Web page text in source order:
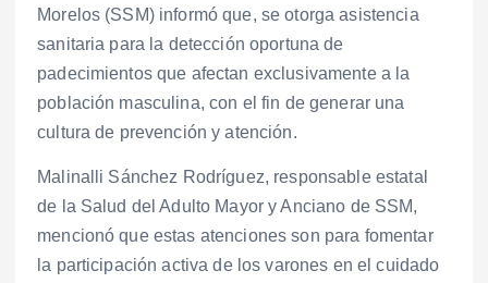
Morelos (SSM) informó que, se otorga asistencia
sanitaria para la detección oportuna de
padecimientos que afectan exclusivamente a la
población masculina, con el fin de generar una
cultura de prevención y atención.
Malinalli Sánchez Rodríguez, responsable estatal
de la Salud del Adulto Mayor y Anciano de SSM,
mencionó que estas atenciones son para fomentar
la participación activa de los varones en el cuidado